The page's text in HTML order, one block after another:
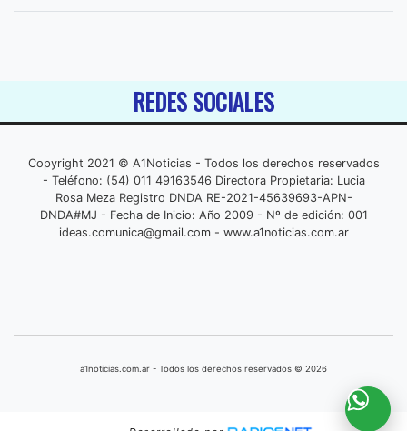
REDES SOCIALES
Copyright 2021 © A1Noticias - Todos los derechos reservados
- Teléfono: (54) 011 49163546 Directora Propietaria: Lucia
Rosa Meza Registro DNDA RE-2021-45639693-APN-
DNDA#MJ - Fecha de Inicio: Año 2009 - Nº de edición: 001
ideas.comunica@gmail.com- www.a1noticias.com.ar
a1noticias.com.ar - Todos los derechos reservados © 2026